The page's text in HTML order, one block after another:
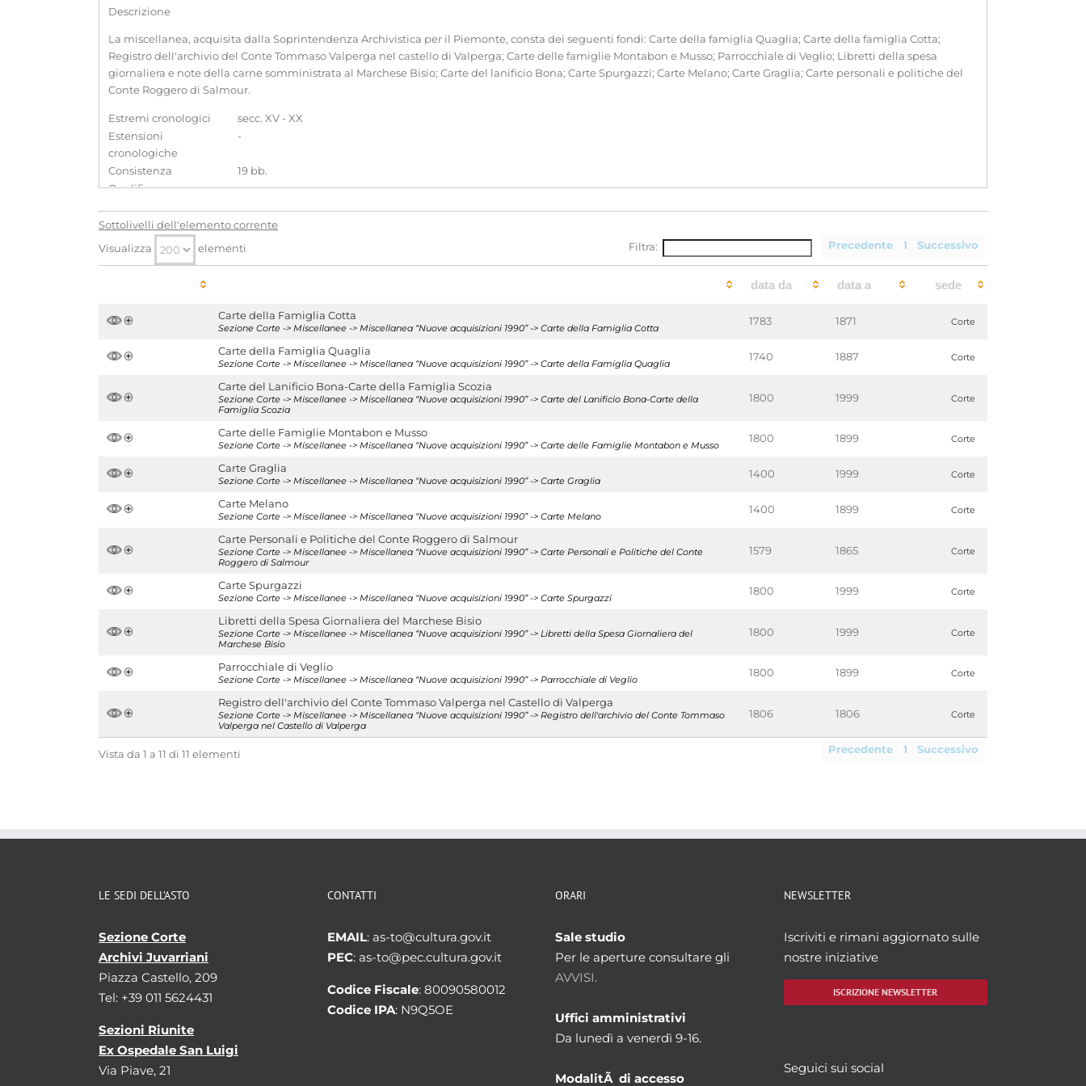
Descrizione
La miscellanea, acquisita dalla Soprintendenza Archivistica per il Piemonte, consta dei seguenti fondi: Carte della famiglia Quaglia; Carte della famiglia Cotta;
Registro dell'archivio del Conte Tommaso Valperga nel castello di Valperga; Carte delle famiglie Montabon e Musso; Parrocchiale di Veglio; Libretti della spesa
giornaliera e note della carne somministrata al Marchese Bisio; Carte del lanificio Bona; Carte Spurgazzi; Carte Melano; Carte Graglia; Carte personali e politiche del
Conte Roggero di Salmour.
Estremi cronologici
secc. XV - XX
Estensioni
cronologiche
-
Consistenza
19 bb.
Qualifica
-
Aggregazioni associate al record corrente
Parole chiave
Genealogia
Sottolivelli dell'elemento corrente
Precedente
1 Successivo
Visualizza elementi Filtra:
data da data a sede
Carte della Famiglia Cotta
Sezione Corte -> Miscellanee -> Miscellanea “Nuove acquisizioni 1990” -> Carte della Famiglia Cotta
1783 1871 Corte
Carte della Famiglia Quaglia
Sezione Corte -> Miscellanee -> Miscellanea “Nuove acquisizioni 1990” -> Carte della Famiglia Quaglia
1740 1887 Corte
Carte del Lanificio Bona-Carte della Famiglia Scozia
Sezione Corte -> Miscellanee -> Miscellanea “Nuove acquisizioni 1990” -> Carte del Lanificio Bona-Carte della
Famiglia Scozia
1800 1999 Corte
Carte delle Famiglie Montabon e Musso
Sezione Corte -> Miscellanee -> Miscellanea “Nuove acquisizioni 1990” -> Carte delle Famiglie Montabon e Musso
1800 1899 Corte
Carte Graglia
Sezione Corte -> Miscellanee -> Miscellanea “Nuove acquisizioni 1990” -> Carte Graglia
1400 1999 Corte
Carte Melano
Sezione Corte -> Miscellanee -> Miscellanea “Nuove acquisizioni 1990” -> Carte Melano
1400 1899 Corte
Carte Personali e Politiche del Conte Roggero di Salmour
Sezione Corte -> Miscellanee -> Miscellanea “Nuove acquisizioni 1990” -> Carte Personali e Politiche del Conte
Roggero di Salmour
1579 1865 Corte
Carte Spurgazzi
Sezione Corte -> Miscellanee -> Miscellanea “Nuove acquisizioni 1990” -> Carte Spurgazzi
1800 1999 Corte
Libretti della Spesa Giornaliera del Marchese Bisio
Sezione Corte -> Miscellanee -> Miscellanea “Nuove acquisizioni 1990” -> Libretti della Spesa Giornaliera del
Marchese Bisio
1800 1999 Corte
Parrocchiale di Veglio
Sezione Corte -> Miscellanee -> Miscellanea “Nuove acquisizioni 1990” -> Parrocchiale di Veglio
1800 1899 Corte
Registro dell'archivio del Conte Tommaso Valperga nel Castello di Valperga
Sezione Corte -> Miscellanee -> Miscellanea “Nuove acquisizioni 1990” -> Registro dell'archivio del Conte Tommaso
Valperga nel Castello di Valperga
1806 1806 Corte
Vista da 1 a 11 di 11 elementi Precedente 1 Successivo
LE SEDI DELL’ASTO
Sezione Corte
Archivi Juvarriani
Piazza Castello, 209
Tel: +39 011 5624431
Sezioni Riunite
Ex Ospedale San Luigi
Via Piave, 21
CONTATTI
EMAIL: as-to@cultura.gov.it
PEC: as-to@pec.cultura.gov.it
Codice Fiscale: 80090580012
Codice IPA: N9Q5OE
ORARI
Sale studio
Per le aperture consultare gli
AVVISI.
Uffici amministrativi
Da lunedì a venerdì 9-16.
ModalitÃ di accesso
NEWSLETTER
Iscriviti e rimani aggiornato sulle
nostre iniziative
ISCRIZIONE NEWSLETTER
Seguici sui social